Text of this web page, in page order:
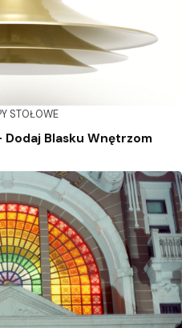
STOŁOWE
Dodaj Blasku Wnętrzom